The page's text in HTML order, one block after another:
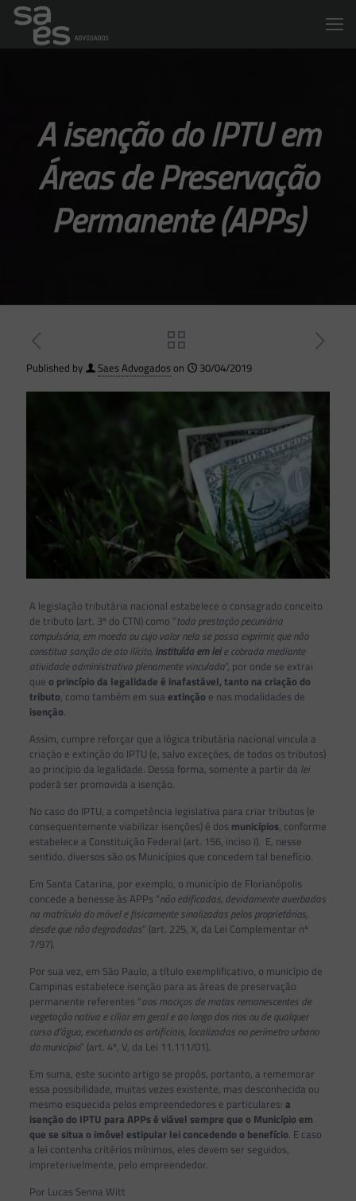
A isenção do IPTU em
Áreas de Preservação
Permanente (APPs)
Published by Saes Advogadoson 30/04/2019
A legislação tributária nacional estabelece o consagrado conceito
de tributo (art. 3º do CTN) como “toda prestação pecuniária
compulsória, em moeda ou cujo valor nela se possa exprimir, que não
constitua sanção de ato ilícito, instituída em leie cobrada mediante
atividade administrativa plenamente vinculada”, por onde se extrai
que o princípio da legalidade é inafastável, tanto na criação do
tributo, como também em sua extinção e nas modalidades de
isenção.
Assim, cumpre reforçar que a lógica tributária nacional vincula a
criação e extinção do IPTU (e, salvo exceções, de todos os tributos)
ao princípio da legalidade. Dessa forma, somente a partir da lei
poderá ser promovida a isenção.
No caso do IPTU, a competência legislativa para criar tributos (e
consequentemente viabilizar isenções) é dos municípios, conforme
estabelece a Constituição Federal (art. 156, inciso I). E, nesse
sentido, diversos são os Municípios que concedem tal benefício.
Em Santa Catarina, por exemplo, o município de Florianópolis
concede a benesse às APPs “não edificadas, devidamente averbadas
na matrícula do móvel e fisicamente sinalizadas pelos proprietários,
desde que não degradadas” (art. 225, X, da Lei Complementar nº
7/97).
Por sua vez, em São Paulo, a título exemplificativo, o município de
Campinas estabelece isenção para as áreas de preservação
permanente referentes “aos maciços de matas remanescentes de
vegetação nativa e ciliar em geral e ao longo dos rios ou de qualquer
curso d’água, excetuando os artificiais, localizadas no perímetro urbano
do município” (art. 4º, V, da Lei 11.111/01).
Em suma, este sucinto artigo se propôs, portanto, a rememorar
essa possibilidade, muitas vezes existente, mas desconhecida ou
mesmo esquecida pelos empreendedores e particulares: a
isenção do IPTU para APPs é viável sempre que o Município em
que se situa o imóvel estipular lei concedendo o benefício. E caso
a lei contenha critérios mínimos, eles devem ser seguidos,
impreterivelmente, pelo empreendedor.
Por Lucas Senna Witt